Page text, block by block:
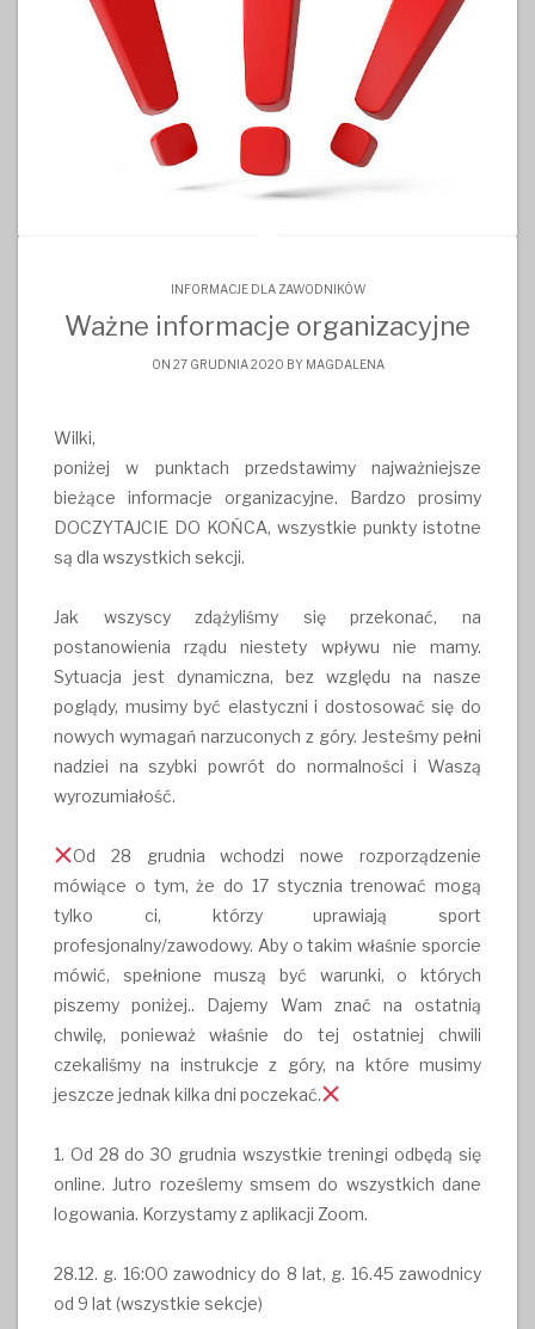
INFORMACJE DLA ZAWODNIKÓW
Ważne informacje organizacyjne
ON 27 GRUDNIA 2020 BY MAGDALENA
Wilki,
poniżej w punktach przedstawimy najważniejsze
bieżące informacje organizacyjne. Bardzo prosimy
DOCZYTAJCIE DO KOŃCA, wszystkie punkty istotne
są dla wszystkich sekcji.
Jak wszyscy zdążyliśmy się przekonać, na
postanowienia rządu niestety wpływu nie mamy.
Sytuacja jest dynamiczna, bez względu na nasze
poglądy, musimy być elastyczni i dostosować się do
nowych wymagań narzuconych z góry. Jesteśmy pełni
nadziei na szybki powrót do normalności i Waszą
wyrozumiałość.
Od 28 grudnia wchodzi nowe rozporządzenie
mówiące o tym, że do 17 stycznia trenować mogą
tylko ci, którzy uprawiają sport
profesjonalny/zawodowy. Aby o takim właśnie sporcie
mówić, spełnione muszą być warunki, o których
piszemy poniżej.. Dajemy Wam znać na ostatnią
chwilę, ponieważ właśnie do tej ostatniej chwili
czekaliśmy na instrukcje z góry, na które musimy
jeszcze jednak kilka dni poczekać.
1. Od 28 do 30 grudnia wszystkie treningi odbędą się
online. Jutro roześlemy smsem do wszystkich dane
logowania. Korzystamy z aplikacji Zoom.
28.12. g. 16:00 zawodnicy do 8 lat, g. 16.45 zawodnicy
od 9 lat (wszystkie sekcje)